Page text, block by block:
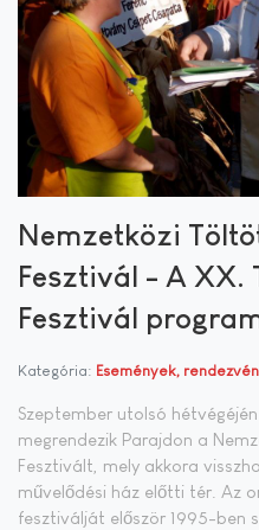
Nemzetközi
Fesztivál - A XX.
Fesztivál
Kategória: Események,
Szeptember utolsó
megrendezik Parajdon a
Fesztivált, mely akkora
művelődési ház előtti tér. Az
fesztiválját először 1995-ben